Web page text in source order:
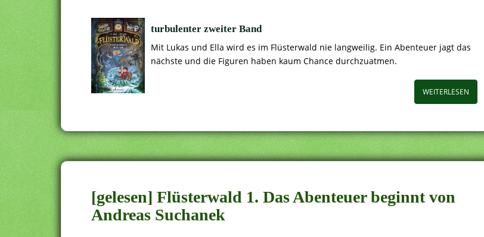
turbulenter zweiter Band
Mit Lukas und Ella wird es im Flüsterwald nie langweilig. Ein Abenteuer jagt das
nächste und die Figuren haben kaum Chance durchzuatmen.
WEITERLESEN
[gelesen] Flüsterwald 1. Das Abenteuer beginnt von
Andreas Suchanek